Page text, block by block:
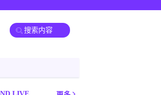
全球联赛